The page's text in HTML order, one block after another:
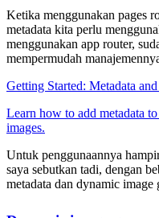
Ketika menggunakan pages
metadata kita perlu
menggunakan app router,
mempermudah
Getting Started: Metadata
Learn how to add metadata
images.
Untuk penggunaannya
saya sebutkan tadi, dengan
metadata dan dynamic image